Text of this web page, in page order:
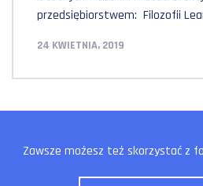
przedsiębiorstwem: Filozofii
ekonomiki ruchów
Frank Bunker Gilbreth.
wzmianki opisał w […]
24 KWIETNIA, 2019
Zawsze możesz też skorzystać z